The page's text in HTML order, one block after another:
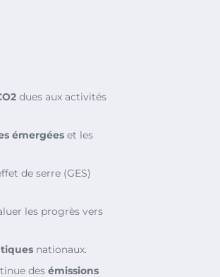
dues aux activités
émergées et les
de serre (GES)
les progrès vers
nationaux.
des émissions